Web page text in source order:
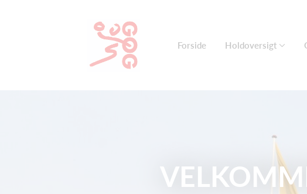
Forside Holdoversigt